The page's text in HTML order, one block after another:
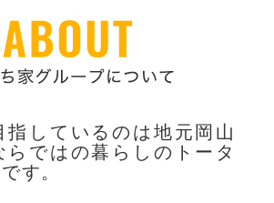
指しているのは地元岡山
らではの暮らしのトータ
す。